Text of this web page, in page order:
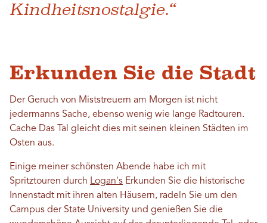
Kindheitsnostalgie.“
Erkunden Sie die Stadt
Der Geruch von Miststreuern am Morgen ist nicht
jedermanns Sache, ebenso wenig wie lange Radtouren.
Cache Das Tal gleicht dies mit seinen kleinen Städten im
Osten aus.
Einige meiner schönsten Abende habe ich mit
Spritztouren durch Logan's Erkunden Sie die historische
Innenstadt mit ihren alten Häusern, radeln Sie um den
Campus der State University und genießen Sie die